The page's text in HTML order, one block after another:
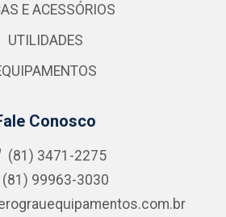
E ACESSÓRIOS
UTILIDADES
Conosco
(81) 3471-2275
(81) 99963-3030